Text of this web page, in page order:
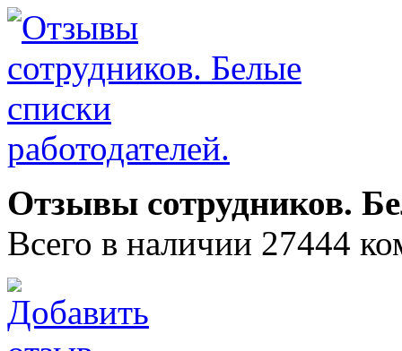
Отзывы сотрудников.
Всего в наличии 27444